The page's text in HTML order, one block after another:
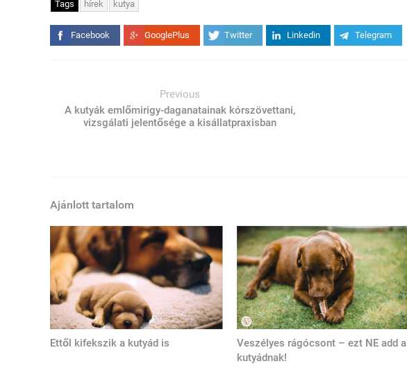
Tags hírek kutya
Facebook GooglePlus Twitter Linkedin Telegram
Previous
A kutyák emlőmirigy-daganatainak kórszövettani,
vizsgálati jelentősége a kisállatpraxisban
Ajánlott tartalom
Ettől kifekszik a kutyád is
Veszélyes rágócsont – ezt NE add a
kutyádnak!